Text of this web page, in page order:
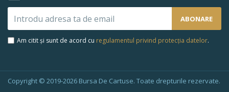
la
newsletter-
ABONARE
Am citit și sunt de acord cu regulamentul privind protecția datelor.
Copyright © 2019-2026 Bursa De Cartuse. Toate drepturile rezervate.